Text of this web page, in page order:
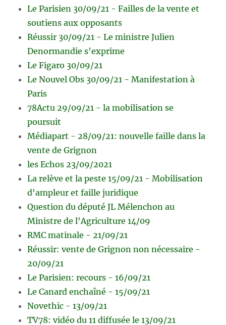
Le Parisien 30/09/21 - Failles de la vente et
soutiens aux opposants
Réussir 30/09/21 - Le ministre Julien
Denormandie s'exprime
Le Figaro 30/09/21
Le Nouvel Obs 30/09/21 - Manifestation à
Paris
78Actu 29/09/21 - la mobilisation se
poursuit
Médiapart - 28/09/21: nouvelle faille dans la
vente de Grignon
les Echos 23/09/2021
La relève et la peste 15/09/21 - Mobilisation
d'ampleur et faille juridique
Question du député JL Mélenchon au
Ministre de l'Agriculture 14/09
RMC matinale - 21/09/21
Réussir: vente de Grignon non nécessaire -
20/09/21
Le Parisien: recours - 16/09/21
Le Canard enchaîné - 15/09/21
Novethic - 13/09/21
TV78: vidéo du 11 diffusée le 13/09/21